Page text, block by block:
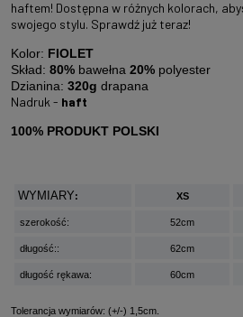
haftem! Dostępna w różnych kolorach,
swojego stylu. Sprawdź już teraz!
Kolor: FIOLET
Skład: 80% bawełna 20% polyester
Dzianina: 320g drapana
Nadruk - haft
100% PRODUKT POLSKI
WYMIARY: XS
szerokość: 52cm
długość:: 62cm
długość rękawa: 60cm
Tolerancja wymiarów: (+/-) 1,5cm.